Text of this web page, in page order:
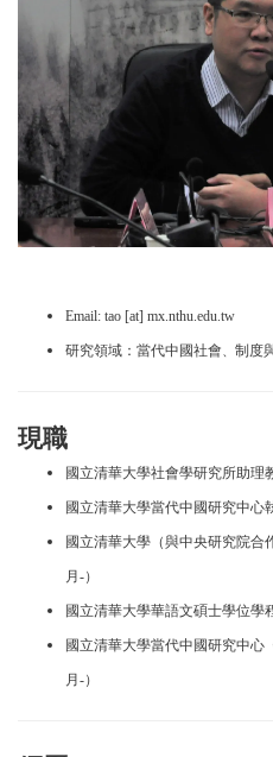
Email: tao [at] mx.nthu.edu.tw
研究領域：當代中國社會、 制度
現職
國立清華大學社會學研究所助理
國立清華大學當代中國研究中心
國立清華大學（與中央研究院合
月-）
國立清華大學華語文碩士學位學
國立清華大學當代中國研究中心
月-）